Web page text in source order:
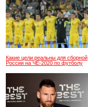
Какие цели реальны для сборной
России на ЧЕ-2020 по футболу